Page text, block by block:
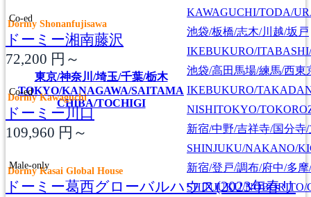
東京/神奈川/埼玉/千葉/栃木
TOKYO/KANAGAWA/SAITAMA
CHIBA/TOCHIGI
KAWAGUCHI/TODA/
池袋/板橋/志木/川越/坂戸
IKEBUKURO/
池袋/高田馬場/練馬/西東
IKEBUKURO/
NISHITOKYO/
新宿/中野/吉祥寺/国分寺
SHINJUKU/NAKANO/
新宿/登戸/調布/府中/多
SHINJUKU/
Co-ed
Dormy Shonanfujisawa
ドーミー湘南藤沢
72,200 円～
Co-ed
Dormy Kawaguchi
ドーミー川口
109,960 円～
Male-only
Dormy Kasai Global House
ドーミー葛西グローバルハウス(2023年春リ